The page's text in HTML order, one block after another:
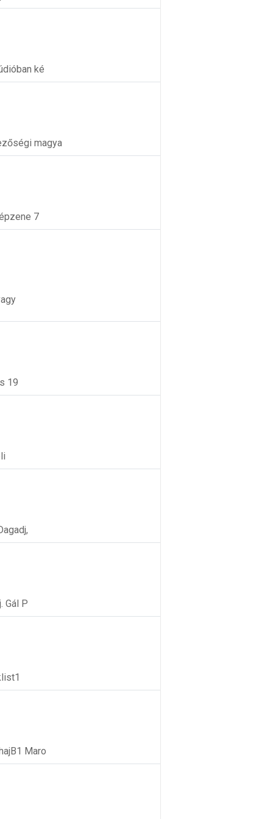
ké
magya
7
19
Gál P
Maro